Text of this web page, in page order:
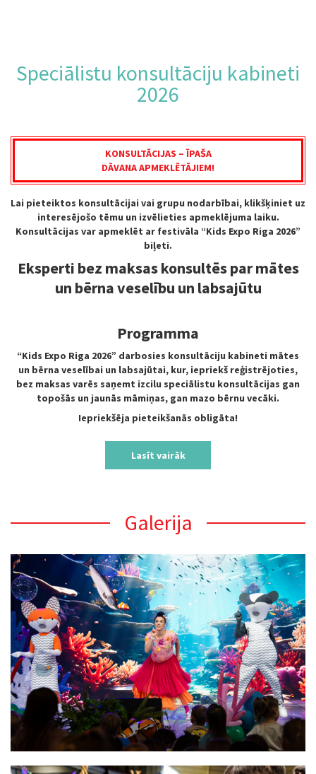
Speciālistu konsultāciju kabineti
2026
KONSULTĀCIJAS – ĪPAŠA
DĀVANA APMEKLĒTĀJIEM!
Lai pieteiktos konsultācijai vai grupu nodarbībai, klikšķiniet uz
interesējošo tēmu un izvēlieties apmeklējuma laiku.
Konsultācijas var apmeklēt ar festivāla “Kids Expo Riga 2026”
biļeti.
Eksperti bez maksas konsultēs par mātes
un bērna veselību un labsajūtu
Programma
“Kids Expo Riga 2026” darbosies konsultāciju kabineti mātes
un bērna veselībai un labsajūtai, kur, iepriekš reģistrējoties,
bez maksas varēs saņemt izcilu speciālistu konsultācijas gan
topošās un jaunās māmiņas, gan mazo bērnu vecāki.
Iepriekšēja pieteikšanās obligāta!
Lasīt vairāk
Galerija